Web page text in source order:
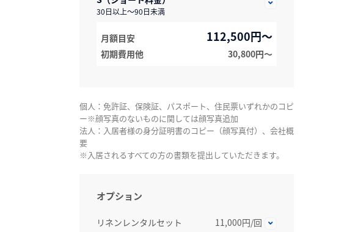
30日以上～90日未満
月額目安 112,500円～
初期費用他 30,800円〜
個人：免許証、保険証、パスポート、住民票いずれかのコピ
ー※顔写真のないものに関しては顔写真追加
法人：入居者様の身分証明書のコピー（顔写真付）、会社概
要
※入居されるすべての方の書類を提出していただきます。
オプション
リネンレンタルセット
11,000円/回